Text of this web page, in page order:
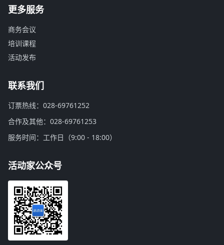
更多服务
商务会议
培训课程
活动发布
联系我们
订票热线：028-69761252
合作及其他：028-69761253
服务时间：工作日（9:00 - 18:00）
活动家公众号